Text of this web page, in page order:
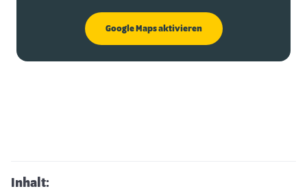
Google Maps aktivieren
Inhalt: